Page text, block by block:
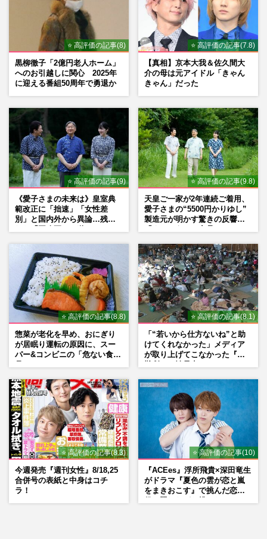
『ピップエレキバン』誕生50年！CM出演
の樹木希林さんとの絆と、現代人の肩こり
に合わせた商品進化
週刊女性2022年3月1日号 2022/2/19
内田也哉子、樹木希林さんに激似CMが話
題！ 「あまりに似ていた」舞台ウラ
樹木希林さん、家族・30年来の知人らが語
る「それぞれの三回忌」
週刊女性2020年9月22日号 2020/9/11
⭐ 高評価の記事(8)
黒柳徹子「2億円老人ホーム」
へのお引越しに関心 2025年
に迎える番組50周年で勇退か
⭐ 高評価の記事(7.8)
【真相】京本大我＆佐久間大
介の母は元アイドル「きゃん
きゃん」だった
⭐ 高評価の記事(9)
《愛子さまの未来は》皇室典
範改正に「拙速」「女性差
別」と国内外から異論…残さ
⭐ 高評価の記事(9.8)
天皇ご一家が2年連続ご着用、
愛子さまの“5500円かりゆし”
製造元が明かす驚きの反響
⭐ 高評価の記事(8.8)
惣菜が老化を早め、おにぎり
が居眠り運転の原因に、スー
パー&コンビニの「危ない食
⭐ 高評価の記事(8.1)
「“若いから仕方ないね”と助
けてくれなかった」メディア
が取り上げてこなかった『避
⭐ 高評価の記事(8.3)
今週発売『週刊女性』8/18,25
合併号の表紙と中身はコチ
ラ！
⭐ 高評価の記事(10)
『ACEes』浮所飛貴×深田竜生
がドラマ『夏色の雲が恋と嵐
をまきおこす』で挑んだ恋人